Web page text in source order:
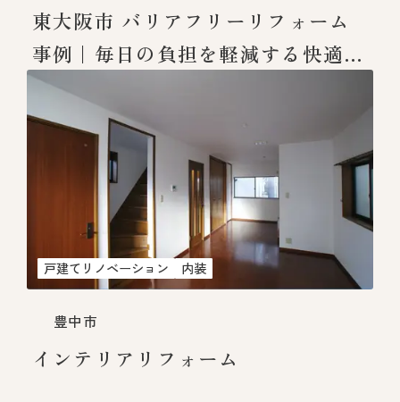
東大阪市 バリアフリーリフォーム
事例｜毎日の負担を軽減する快適な
住まい
戸建てリノベーション 内装
豊中市
インテリアリフォーム